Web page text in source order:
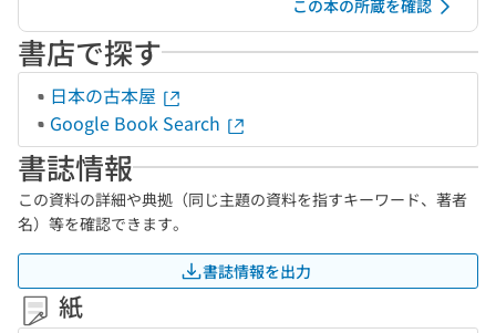
この本の所蔵を確認
書店で探す
日本の古本屋
Google Book Search
書誌情報
この資料の詳細や典拠（同じ主題の資料を指すキーワード、著者
名）等を確認できます。
書誌情報を出力
紙